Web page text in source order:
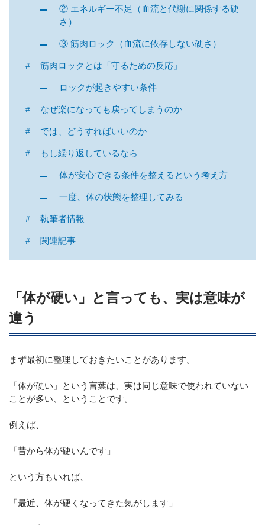
② エネルギー不足（血流と代謝に関係する硬
さ）
③ 筋肉ロック（血流に依存しない硬さ）
筋肉ロックとは「守るための反応」
ロックが起きやすい条件
なぜ楽になっても戻ってしまうのか
では、どうすればいいのか
もし繰り返しているなら
体が安心できる条件を整えるという考え方
一度、体の状態を整理してみる
執筆者情報
関連記事
「体が硬い」と言っても、実は意味が
違う
まず最初に整理しておきたいことがあります。
「体が硬い」という言葉は、実は同じ意味で使われていない
ことが多い、ということです。
例えば、
「昔から体が硬いんです」
という方もいれば、
「最近、体が硬くなってきた気がします」